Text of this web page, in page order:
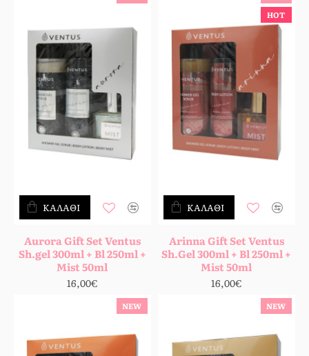
Aurora Gift Set Ventus
Sh.gel 300ml + Bl 250ml +
Mist 50ml
16,00€
ΚΑΛΆΘΙ
HOT
Arinna Gift Set Ventus
Sh.Gel 300ml + Bl 250ml +
Mist 50ml
16,00€
ΚΑΛΆΘΙ
NEW NEW